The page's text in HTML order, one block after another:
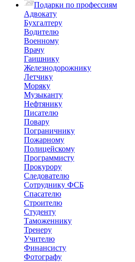
Подарки по профессиям
Адвокату
Бухгалтеру
Водителю
Военному
Врачу
Гаишнику
Железнодорожнику
Летчику
Моряку
Музыканту
Нефтянику
Писателю
Повару
Пограничнику
Пожарному
Полицейскому
Программисту
Прокурору
Следователю
Сотруднику ФСБ
Спасателю
Строителю
Студенту
Таможеннику
Тренеру
Учителю
Финансисту
Фотографу